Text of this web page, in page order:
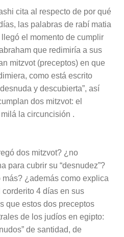
cita al respecto de por qué
las palabras de rabí matia
el momento de cumplir
que redimiría a sus
mitzvot (preceptos) en que
como está escrito
y descubierta”, así
dos mitzvot: el
la circuncisión .
dos mitzvot? ¿no
para cubrir su “desnudez”?
¿además como explica
4 días en sus
que estos dos preceptos
de los judíos en egipto:
de santidad, de